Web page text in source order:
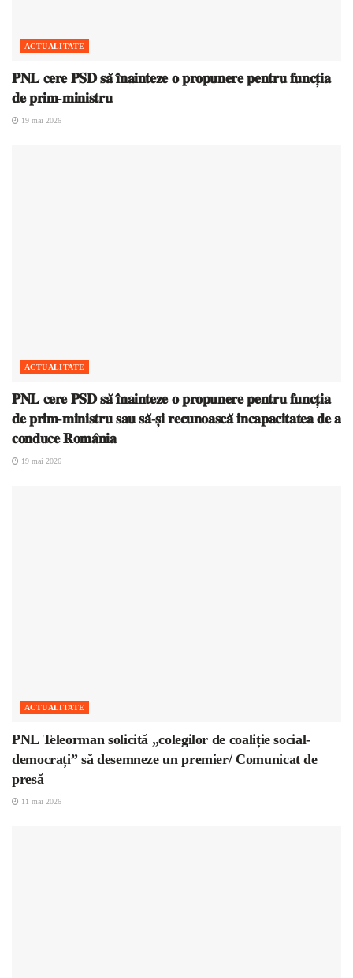
ACTUALITATE
𝐏𝐍𝐋 𝐜𝐞𝐫𝐞 𝐏𝐒𝐃 𝐬𝐚̆ 𝐢̂𝐧𝐚𝐢𝐧𝐭𝐞𝐳𝐞 𝐨 𝐩𝐫𝐨𝐩𝐮𝐧𝐞𝐫𝐞 𝐩𝐞𝐧𝐭𝐫𝐮 𝐟𝐮𝐧𝐜𝐭̦𝐢𝐚
𝐝𝐞 𝐩𝐫𝐢𝐦-𝐦𝐢𝐧𝐢𝐬𝐭𝐫𝐮
19 mai 2026
ACTUALITATE
𝐏𝐍𝐋 𝐜𝐞𝐫𝐞 𝐏𝐒𝐃 𝐬𝐚̆ 𝐢̂𝐧𝐚𝐢𝐧𝐭𝐞𝐳𝐞 𝐨 𝐩𝐫𝐨𝐩𝐮𝐧𝐞𝐫𝐞 𝐩𝐞𝐧𝐭𝐫𝐮 𝐟𝐮𝐧𝐜𝐭̦𝐢𝐚
𝐝𝐞 𝐩𝐫𝐢𝐦-𝐦𝐢𝐧𝐢𝐬𝐭𝐫𝐮 𝐬𝐚𝐮 𝐬𝐚̆-𝐬̦𝐢 𝐫𝐞𝐜𝐮𝐧𝐨𝐚𝐬𝐜𝐚̆ 𝐢𝐧𝐜𝐚𝐩𝐚𝐜𝐢𝐭𝐚𝐭𝐞𝐚 𝐝𝐞 𝐚
𝐜𝐨𝐧𝐝𝐮𝐜𝐞 𝐑𝐨𝐦𝐚̂𝐧𝐢𝐚
19 mai 2026
ACTUALITATE
PNL Teleorman solicită „colegilor de coaliție social-
democrați” să desemneze un premier/ Comunicat de
presă
11 mai 2026